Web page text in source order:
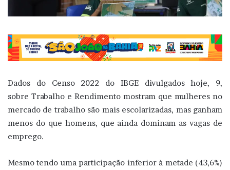
Dados do Censo 2022 do IBGE divulgados hoje, 9,
sobre Trabalho e Rendimento mostram que mulheres no
mercado de trabalho são mais escolarizadas, mas ganham
menos do que homens, que ainda dominam as vagas de
emprego.
Mesmo tendo uma participação inferior à metade (43,6%)